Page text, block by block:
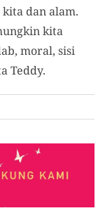
dan alam.
kita
moral, sisi
Teddy.